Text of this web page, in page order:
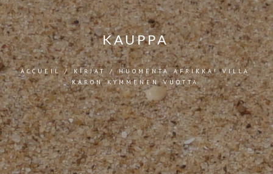
KAUPPA
ACCUEIL/KIRJAT/ HUOMENTA AFRIKKA! VILLA
KARON KYMMENEN VUOTTA